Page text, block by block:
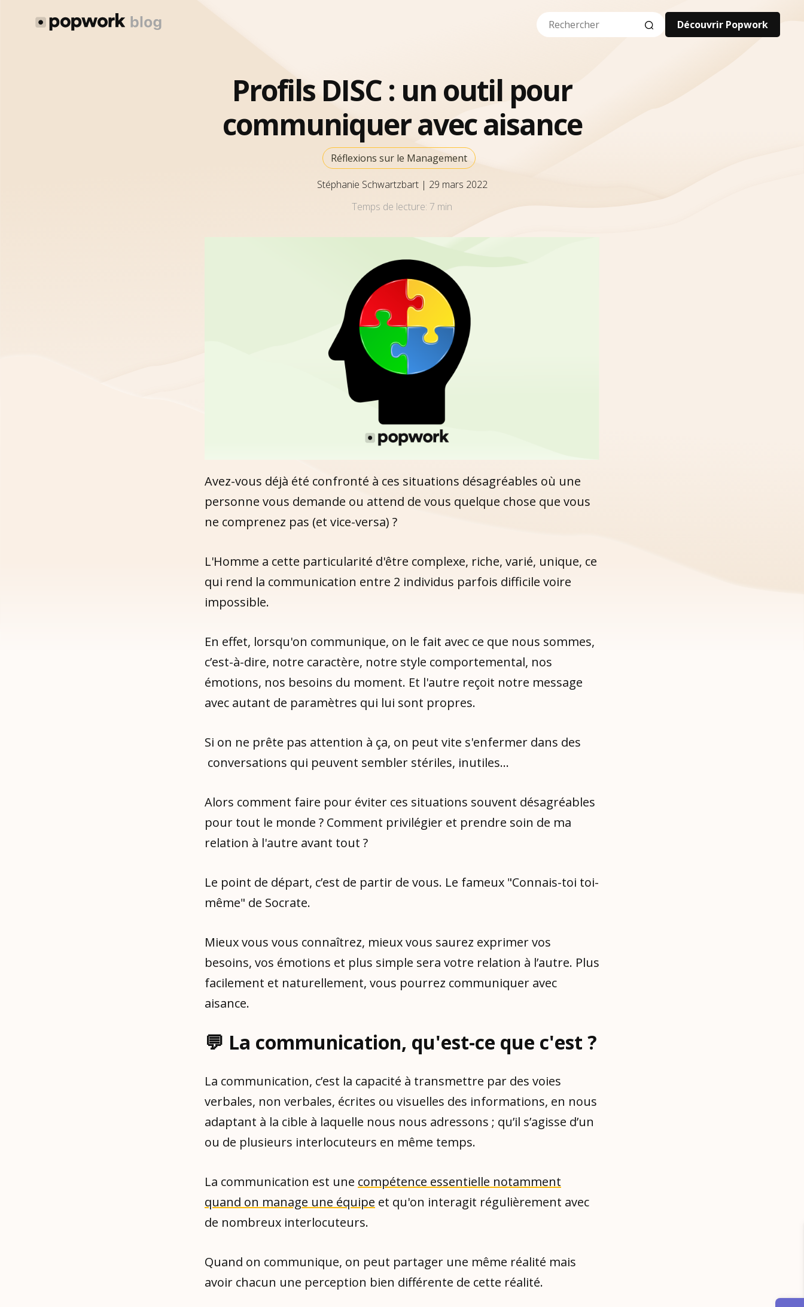
Découvrir Popwork
Profils DISC : un outil pour
communiquer avec aisance
Réflexions sur le Management
Stéphanie Schwartzbart | 29 mars 2022
Temps de lecture: 7 min
Avez-vous déjà été confronté à ces situations désagréables où une
personne vous demande ou attend de vous quelque chose que vous
ne comprenez pas (et vice-versa) ?
L'Homme a cette particularité d'être complexe, riche, varié, unique, ce
qui rend la communication entre 2 individus parfois difficile voire
impossible.
En effet, lorsqu'on communique, on le fait avec ce que nous sommes,
c’est-à-dire, notre caractère, notre style comportemental, nos
émotions, nos besoins du moment. Et l'autre reçoit notre message
avec autant de paramètres qui lui sont propres.
Si on ne prête pas attention à ça, on peut vite s'enfermer dans des
conversations qui peuvent sembler stériles, inutiles…
Alors comment faire pour éviter ces situations souvent désagréables
pour tout le monde ? Comment privilégier et prendre soin de ma
relation à l'autre avant tout ?
Le point de départ, c’est de partir de vous. Le fameux "Connais-toi toi-
même" de Socrate.
Mieux vous vous connaîtrez, mieux vous saurez exprimer vos
besoins, vos émotions et plus simple sera votre relation à l’autre. Plus
facilement et naturellement, vous pourrez communiquer avec
aisance.
💬 La communication, qu'est-ce que c'est ?
La communication, c’est la capacité à transmettre par des voies
verbales, non verbales, écrites ou visuelles des informations, en nous
adaptant à la cible à laquelle nous nous adressons ; qu’il s’agisse d’un
ou de plusieurs interlocuteurs en même temps.
La communication est une compétence essentielle notamment
quand on manage une équipe et qu'on interagit régulièrement avec
de nombreux interlocuteurs.
Quand on communique, on peut partager une même réalité mais
avoir chacun une perception bien différente de cette réalité.